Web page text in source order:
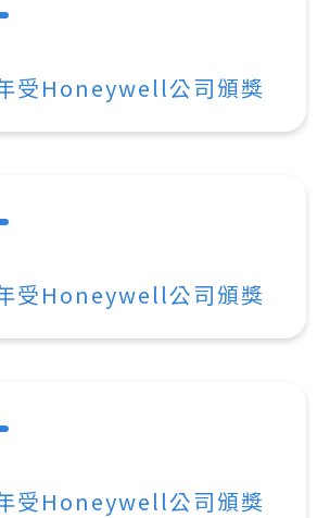
受Honeywell公司頒獎
受Honeywell公司頒獎
受Honeywell公司頒獎